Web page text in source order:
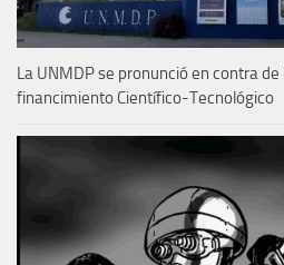
La UNMDP se pronunció en contra
financimiento Científico-Tecnológico